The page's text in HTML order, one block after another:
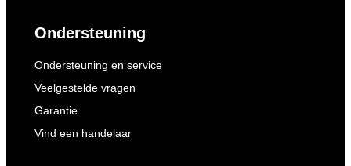
Ondersteuning
Ondersteuning en service
Veelgestelde vragen
Garantie
Vind een handelaar